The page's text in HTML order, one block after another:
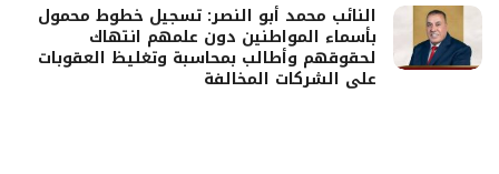
النائب محمد أبو النصر: تسجيل خطوط محمول
بأسماء المواطنين دون علمهم انتهاك
لحقوقهم وأطالب بمحاسبة وتغليظ العقوبات
على الشركات المخالفة